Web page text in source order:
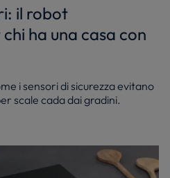
il robot
ha una casa con
i sensori di sicurezza evitano
scale cada dai gradini.